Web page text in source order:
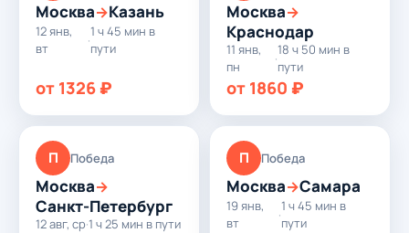
Москва→Казань
12 янв,
вт
·
1 ч 45 мин в
пути
от 1326 ₽
Москва→
Краснодар
11 янв,
пн
·
18 ч 50 мин в
пути
от 1860 ₽
П Победа
Москва→
Санкт-Петербург
12 авг, ср·1 ч 25 мин в пути
П Победа
Москва→Самара
19 янв,
вт
·
1 ч 45 мин в
пути